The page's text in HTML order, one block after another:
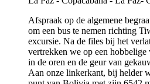
Afspraak op de algemene
om een bus te nemen richting
excursie. Na de files bij het
vertrekken we op een
in de oren en de geur van
Aan onze linkerkant, bij helder